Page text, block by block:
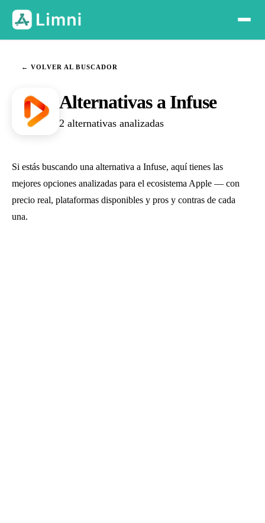
← VOLVER AL BUSCADOR
Alternativas a Infuse
2 alternativas analizadas
Si estás buscando una alternativa a Infuse, aquí tienes las
mejores opciones analizadas para el ecosistema Apple — con
precio real, plataformas disponibles y pros y contras de cada
una.